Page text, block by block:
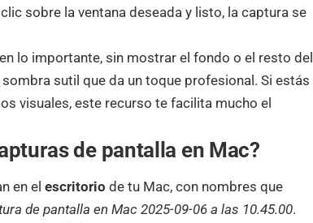
sobre la ventana deseada y listo, la captura se
lo importante, sin mostrar el fondo o el resto del
sutil que da un toque profesional. Si estás
visuales, este recurso te facilita mucho el
de pantalla en Mac?
en elescritorio de tu Mac, con nombres que
de pantalla en Mac 2025-09-06 a las 10.45.00.